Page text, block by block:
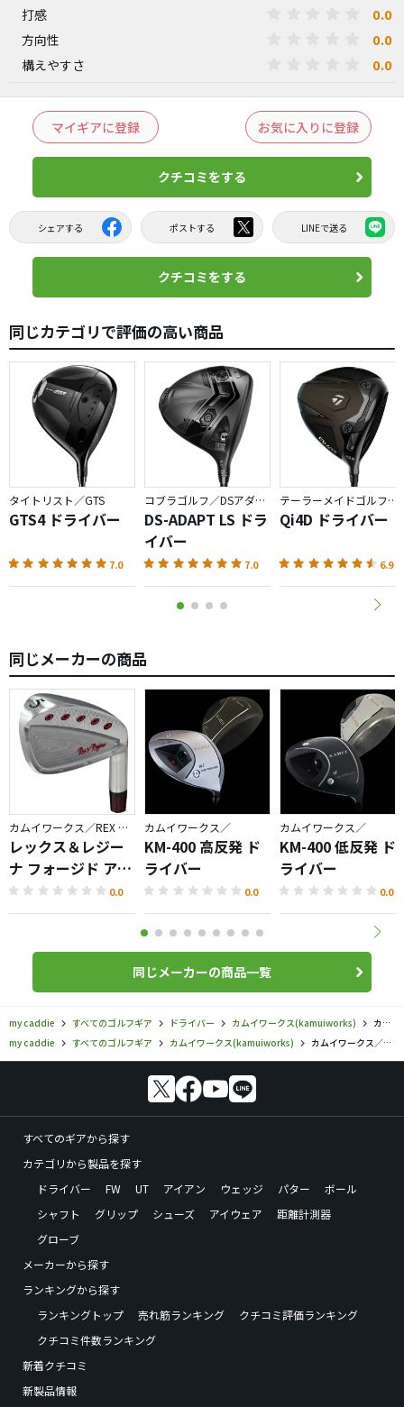
打感 0.0
方向性 0.0
構えやすさ 0.0
マイギアに登録 お気に入りに登録
クチコミをする
シェアする ポストする LINEで送る
クチコミをする
同じカテゴリで評価の高い商品
タイトリスト／GTS
GTS4 ドライバー
7.0
コブラゴルフ／DSアダプト
DS-ADAPT LS ドラ
イバー
7.0
テーラーメイドゴルフ／Qi4D
Qi4D ドライバー
6.9
同じメーカーの商品
カムイワークス／REX & REGINA
レックス＆レジー
ナ フォージド アイ
アン
0.0
カムイワークス／
KM-400 高反発 ド
ライバー
0.0
カムイワークス／
KM-400 低反発 ド
ライバー
0.0
同じメーカーの商品一覧
my caddie すべてのゴルフギア ドライバー カムイワークス(kamuiworks)
カムイワークス／／アシリ 450 GOLDの口コミ評価
my caddie
すべてのゴルフギア カムイワークス(kamuiworks) カムイワークス／／アシリ 450 GOLDの口コミ評価
すべてのギアから探す
カテゴリから製品を探す
ドライバー
FW UT アイアン ウェッジ パター
ボール
シャフト
グリップ シューズ アイウェア
距離計測器
グローブ
メーカーから探す
ランキングから探す
ランキングトップ
売れ筋ランキング
クチコミ評価ランキング
クチコミ件数ランキング
新着クチコミ
新製品情報